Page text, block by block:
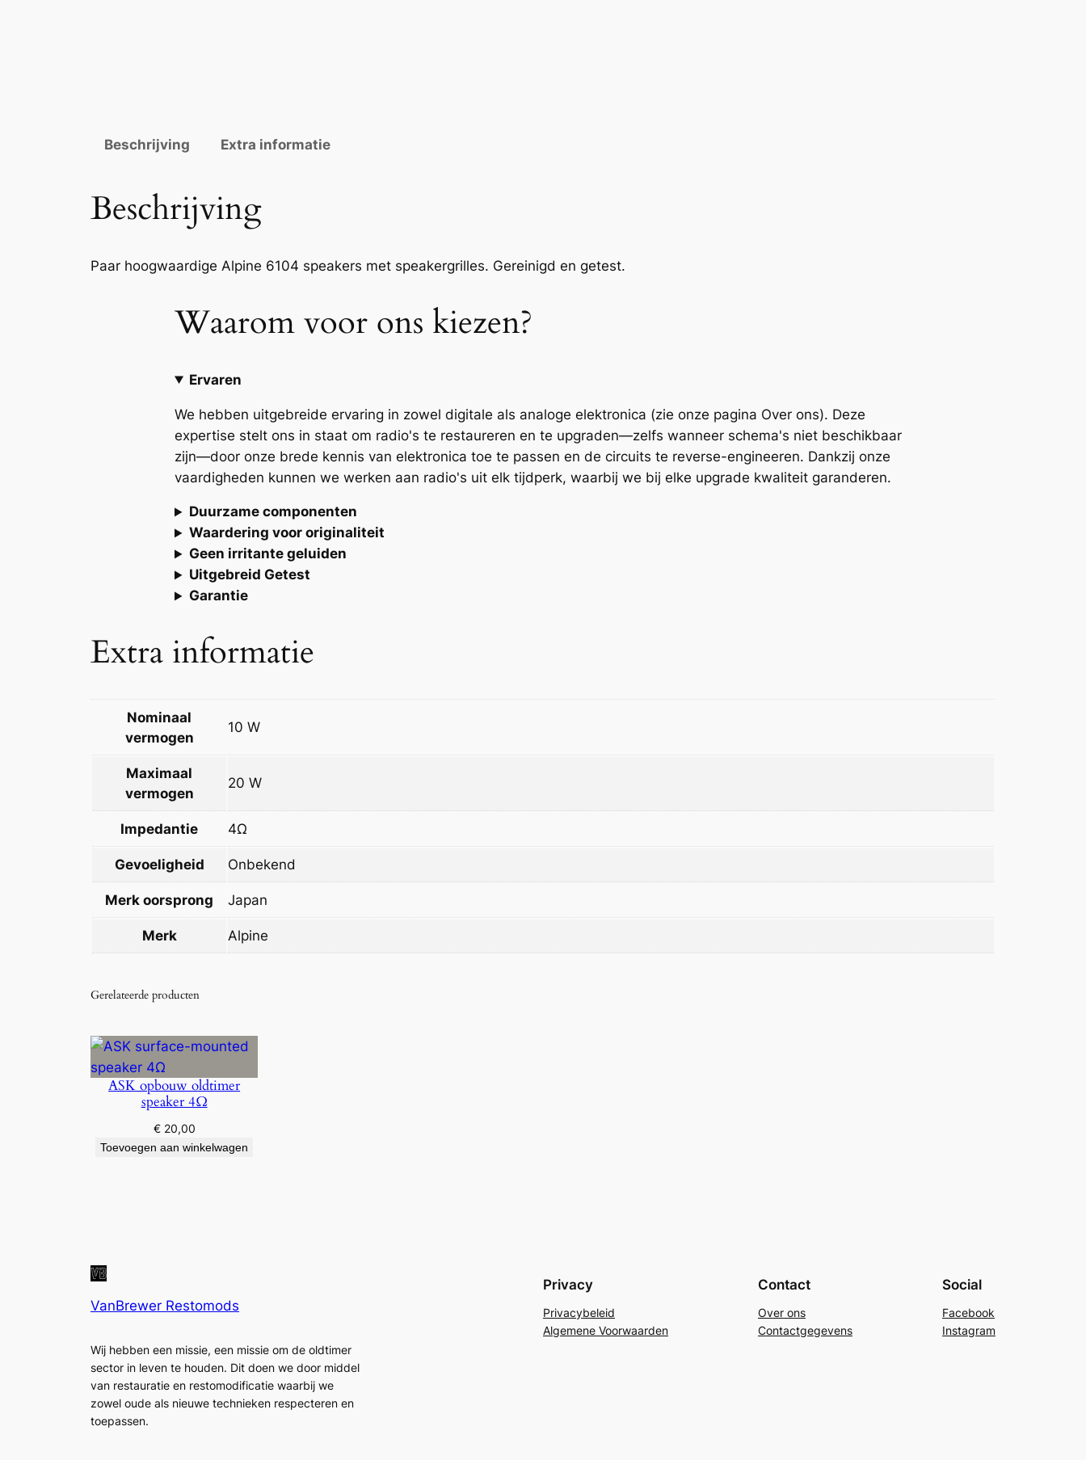
Beschrijving Extra informatie
Beschrijving
Paar hoogwaardige Alpine 6104 speakers met speakergrilles. Gereinigd en getest.
Waarom voor ons kiezen?
Ervaren
We hebben uitgebreide ervaring in zowel digitale als analoge elektronica (zie onze pagina Over ons). Deze
expertise stelt ons in staat om radio's te restaureren en te upgraden—zelfs wanneer schema's niet beschikbaar
zijn—door onze brede kennis van elektronica toe te passen en de circuits te reverse-engineeren. Dankzij onze
vaardigheden kunnen we werken aan radio's uit elk tijdperk, waarbij we bij elke upgrade kwaliteit garanderen.
Duurzame componenten
Waardering voor originaliteit
Geen irritante geluiden
Uitgebreid Getest
Garantie
Extra informatie
Nominaal
vermogen
10 W
Maximaal
vermogen
20 W
Impedantie 4Ω
Gevoeligheid Onbekend
Merk oorsprong Japan
Merk Alpine
Gerelateerde producten
ASK opbouw oldtimer
speaker 4Ω
€20,00
Toevoegen aan winkelwagen
VanBrewer Restomods
Wij hebben een missie, een missie om de oldtimer
sector in leven te houden. Dit doen we door middel
van restauratie en restomodificatie waarbij we
zowel oude als nieuwe technieken respecteren en
toepassen.
Privacy
Privacybeleid
Algemene Voorwaarden
Contact
Over ons
Contactgegevens
Social
Facebook
Instagram